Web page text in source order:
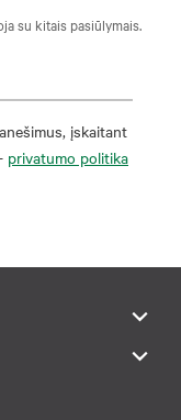
su kitais pasiūlymais.
įskaitant
privatumo politika